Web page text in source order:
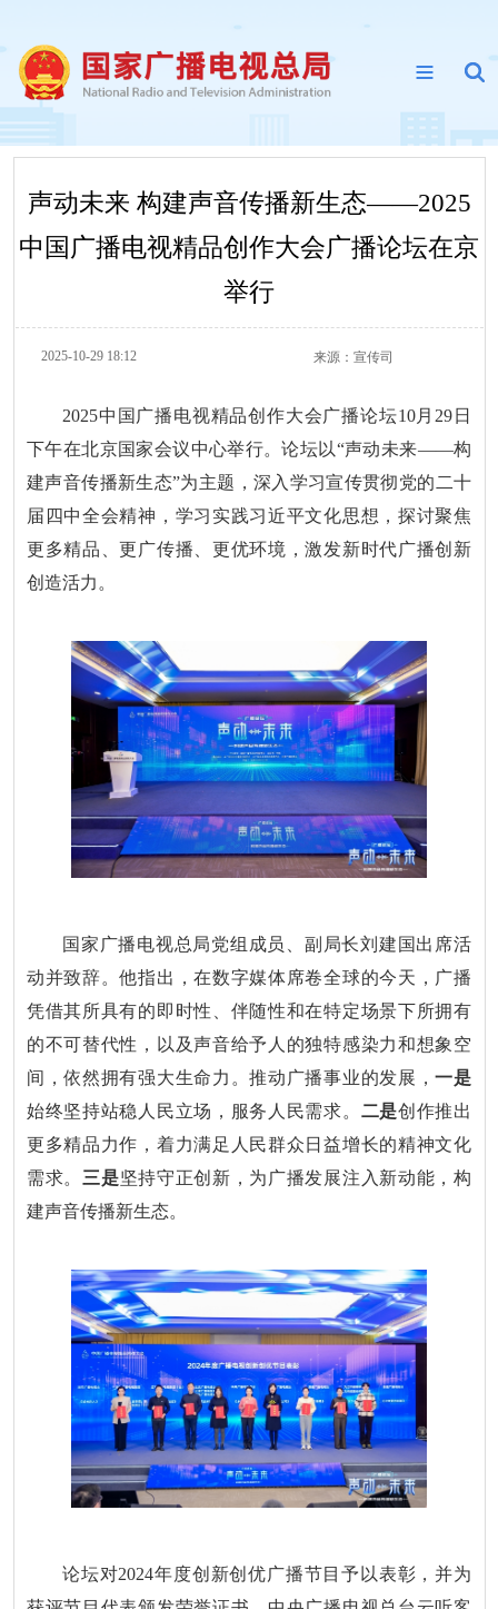
声动未来 构建声音传播新生态——2025
中国广播电视精品创作大会广播论坛在京
举行
2025-10-29 18:12 来源： 宣传司
2025中国广播电视精品创作大会广播论坛10月29日
下午在北京国家会议中心举行。论坛以“声动未来——构
建声音传播新生态”为主题，深入学习宣传贯彻党的二十
届四中全会精神，学习实践习近平文化思想，探讨聚焦
更多精品、更广传播、更优环境，激发新时代广播创新
创造活力。
国家广播电视总局党组成员、副局长刘建国出席活
动并致辞。他指出，在数字媒体席卷全球的今天，广播
凭借其所具有的即时性、伴随性和在特定场景下所拥有
的不可替代性，以及声音给予人的独特感染力和想象空
间，依然拥有强大生命力。推动广播事业的发展，一是
始终坚持站稳人民立场，服务人民需求。 二是创作推出
更多精品力作，着力满足人民群众日益增长的精神文化
需求。 三是坚持守正创新，为广播发展注入新动能，构
建声音传播新生态。
论坛对2024年度创新创优广播节目予以表彰，并为